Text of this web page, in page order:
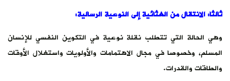
ثالثا: الانتقال من الغثائية إلى النوعية الرسالية:
وهي الحالة التي تتطلب نقلة نوعية في التكوين النفسي للإنسان
المسلم، وخصوصا في مجال الاهتمامات والأولويات واستغلال الأوقات
والطاقات والقدرات.